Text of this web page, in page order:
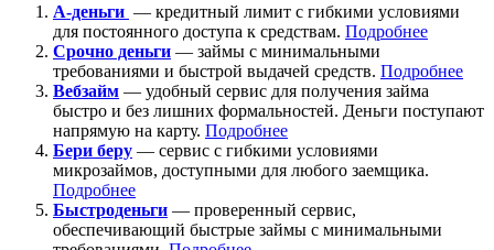
А-деньги — кредитный лимит с гибкими условиями
для постоянного доступа к средствам. Подробнее
Срочно деньги — займы с минимальными
требованиями и быстрой выдачей средств. Подробнее
Вебзайм — удобный сервис для получения займа
быстро и без лишних формальностей. Деньги поступают
напрямую на карту. Подробнее
Бери беру — сервис с гибкими условиями
микрозаймов, доступными для любого заемщика.
Подробнее
Быстроденьги — проверенный сервис,
обеспечивающий быстрые займы с минимальными